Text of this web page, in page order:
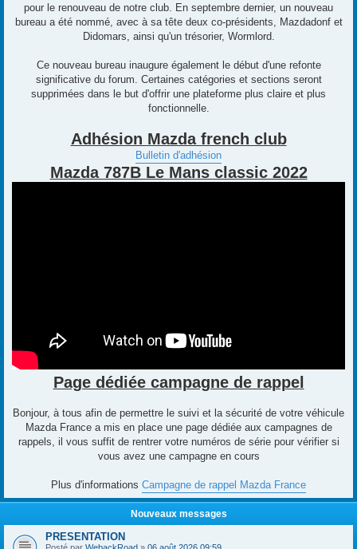
pour le renouveau de notre club. En septembre dernier, un nouveau
bureau a été nommé, avec à sa tête deux co-présidents, Mazdadonf et
Didomars, ainsi qu'un trésorier, Wormlord.
Ce nouveau bureau inaugure également le début d'une refonte
significative du forum. Certaines catégories et sections seront
supprimées dans le but d'offrir une plateforme plus claire et plus
fonctionnelle.
Adhésion Mazda french club
Bulletin d'adhésion
Mazda 787B Le Mans classic 2022
Page dédiée campagne de rappel
Bonjour, à tous afin de permettre le suivi et la sécurité de votre véhicule
Mazda France a mis en place une page dédiée aux campagnes de
rappels, il vous suffit de rentrer votre numéros de série pour vérifier si
vous avez une campagne en cours
Plus d'informations Campagne de rappel Mazda France
Nouveaux messages
PRESENTATION